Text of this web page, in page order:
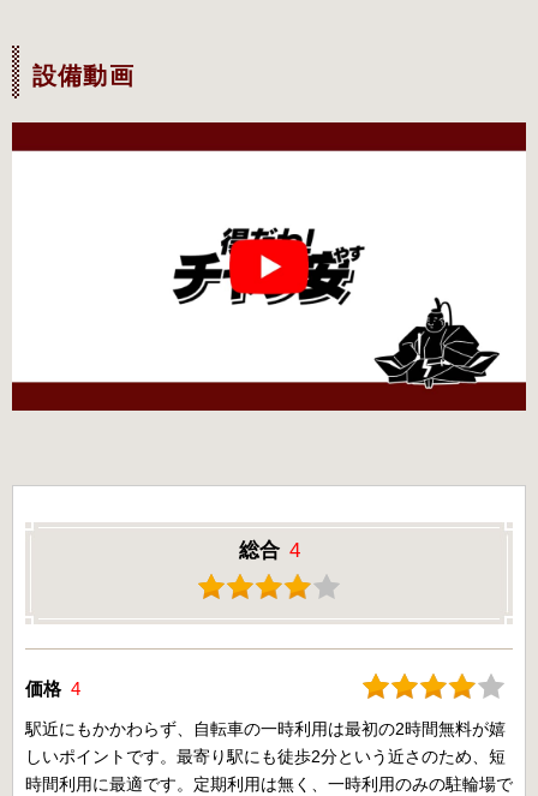
設備動画
総合 4
価格 4
駅近にもかかわらず、自転車の一時利用は最初の2時間無料が嬉
しいポイントです。最寄り駅にも徒歩2分という近さのため、短
時間利用に最適です。定期利用は無く、一時利用のみの駐輪場で